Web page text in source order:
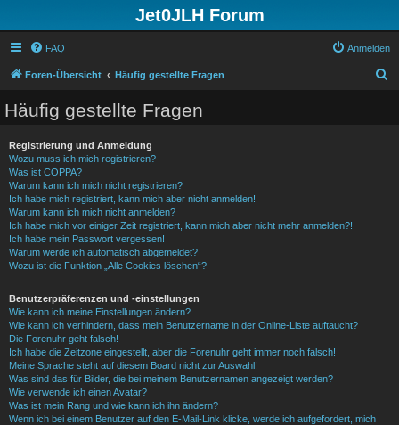
Jet0JLH Forum
FAQ Anmelden
Foren-Übersicht Häufig gestellte Fragen
Häufig gestellte Fragen
Registrierung und Anmeldung
Wozu muss ich mich registrieren?
Was ist COPPA?
Warum kann ich mich nicht registrieren?
Ich habe mich registriert, kann mich aber nicht anmelden!
Warum kann ich mich nicht anmelden?
Ich habe mich vor einiger Zeit registriert, kann mich aber nicht mehr anmelden?!
Ich habe mein Passwort vergessen!
Warum werde ich automatisch abgemeldet?
Wozu ist die Funktion „Alle Cookies löschen“?
Benutzerpräferenzen und -einstellungen
Wie kann ich meine Einstellungen ändern?
Wie kann ich verhindern, dass mein Benutzername in der Online-Liste auftaucht?
Die Forenuhr geht falsch!
Ich habe die Zeitzone eingestellt, aber die Forenuhr geht immer noch falsch!
Meine Sprache steht auf diesem Board nicht zur Auswahl!
Was sind das für Bilder, die bei meinem Benutzernamen angezeigt werden?
Wie verwende ich einen Avatar?
Was ist mein Rang und wie kann ich ihn ändern?
Wenn ich bei einem Benutzer auf den E-Mail-Link klicke, werde ich aufgefordert, mich